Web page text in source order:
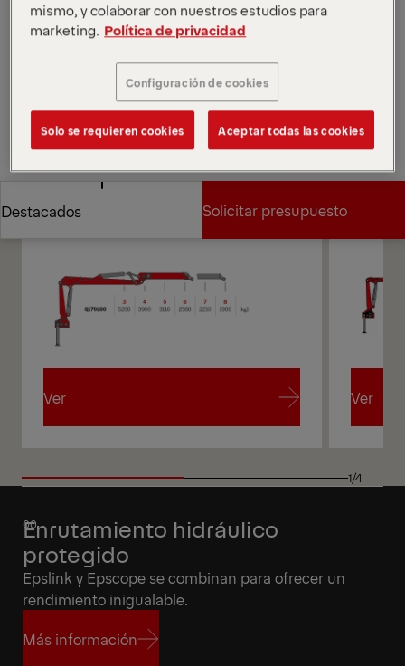
Abrir diagramas
Solicitar presupuesto
Solicitar presupuesto
Encontrar socio comercial
Encontrar socio comercial
Destacados
Solicitar presupuesto
Diagramas
Ver Ver
1/4
Enrutamiento hidráulico
protegido
Epslink y Epscope se combinan para ofrecer un
rendimiento inigualable.
Más información
mismo, y colaborar con nuestros estudios para
marketing. Política de privacidad
Configuración de cookies
Solo se requieren cookies Aceptar todas las cookies